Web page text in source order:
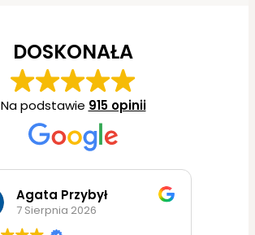
DOSKONAŁA
Na podstawie 915 opinii
Agata Przybył
7 Sierpnia 2026